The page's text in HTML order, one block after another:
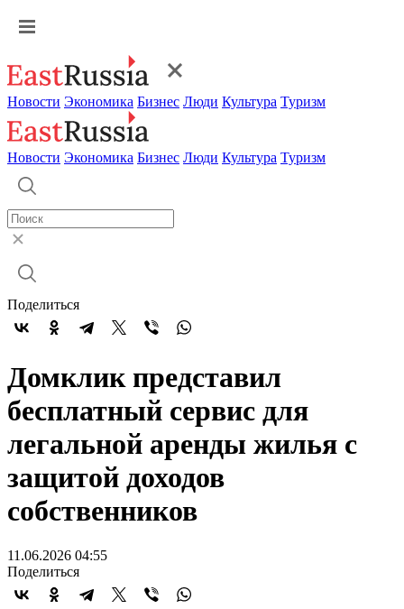
Новости Экономика Бизнес Люди Культура Туризм
Новости Экономика Бизнес Люди Культура Туризм
Поделиться
Домклик представил
бесплатный сервис для
легальной аренды жилья с
защитой доходов
собственников
11.06.2026 04:55
Поделиться